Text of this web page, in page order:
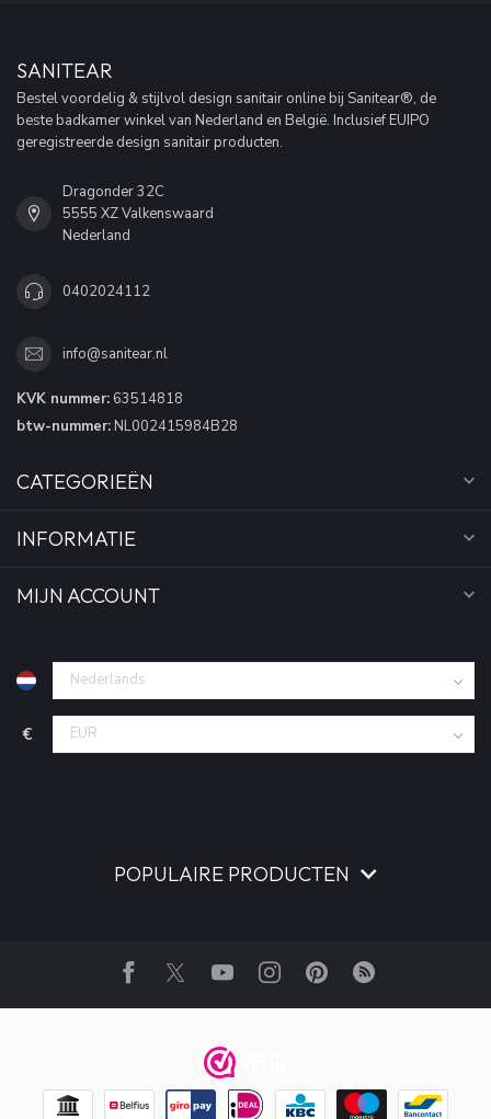
SANITEAR
Bestel voordelig & stijlvol design sanitair online bij Sanitear®, de
beste badkamer winkel van Nederland en België. Inclusief EUIPO
geregistreerde design sanitair producten.
Dragonder 32C
5555 XZ Valkenswaard
Nederland
0402024112
info@sanitear.nl
KVK nummer: 63514818
btw-nummer: NL002415984B28
CATEGORIEËN
INFORMATIE
MIJN ACCOUNT
€
POPULAIRE PRODUCTEN